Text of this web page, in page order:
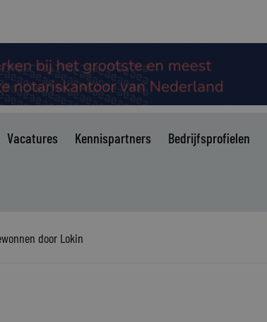
Vacatures Kennispartners Bedrijfsprofielen
door Lokin